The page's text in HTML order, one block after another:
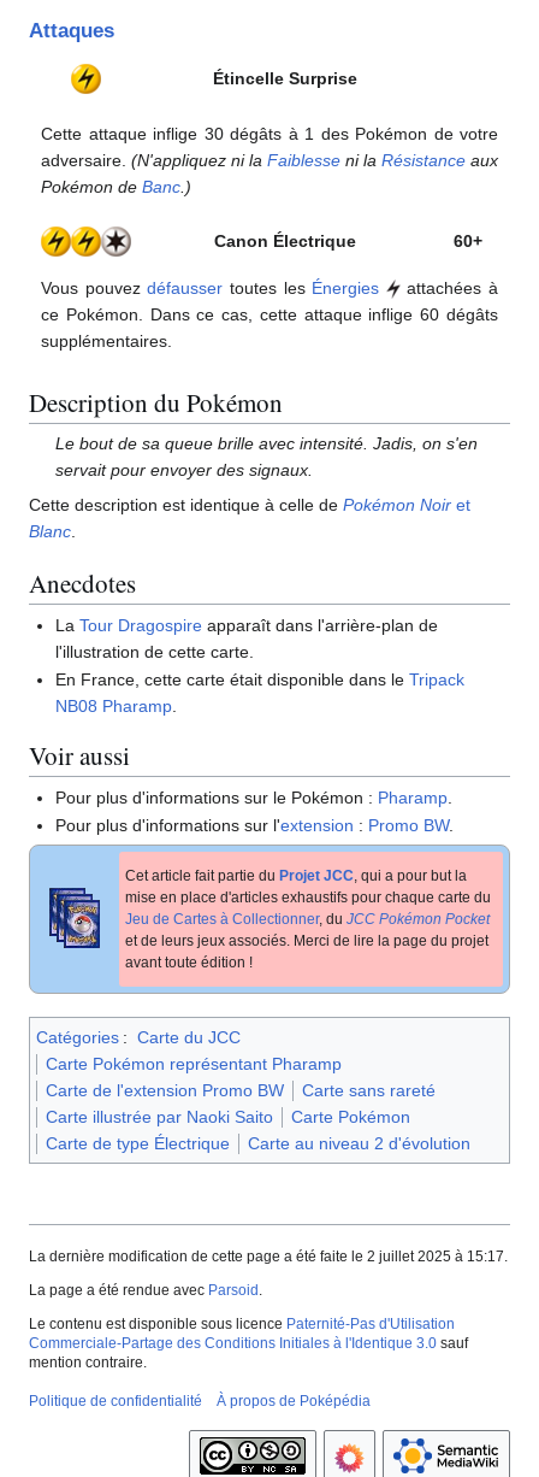
Attaques
Étincelle Surprise
Cette attaque inflige 30 dégâts à 1 des Pokémon de votre
adversaire. (N'appliquez ni la Faiblesse ni la Résistance aux
Pokémon de Banc .)
Canon Électrique 60+
Vous pouvezdéfausser toutes les Énergies
attachées à
ce Pokémon. Dans ce cas, cette attaque inflige 60 dégâts
supplémentaires.
Description du Pokémon
Le bout de sa queue brille avec intensité. Jadis, on s'en
servait pour envoyer des signaux.
Cette description est identique à celle de Pokémon Noir et
Blanc.
Anecdotes
LaTour Dragospire apparaît dans l'arrière-plan de
l'illustration de cette carte.
En France, cette carte était disponible dans leTripack
NB08 Pharamp
Voir aussi
Pour plus d'informations sur le Pokémon : Pharamp
Pour plus d'informations sur l'extension : Promo BW.
Cet article fait partie du Projet JCC, qui a pour but la
mise en place d'articles exhaustifs pour chaque carte du
Jeu de Cartes à Collectionner, du JCC Pokémon Pocket
et de leurs jeux associés. Merci de lire la page du projet
avant toute édition !
Catégories : Carte du JCC
Carte Pokémon représentant Pharamp
Carte de l'extension Promo BW
Carte sans rareté
Carte illustrée par Naoki Saito
Carte Pokémon
Carte de type Électrique
Carte au niveau 2 d'évolution
La dernière modification de cette page a été faite le 2 juillet 2025 à 15:17.
La page a été rendue avec Parsoid .
Le contenu est disponible sous licence Paternité-Pas d'Utilisation
Commerciale-Partage des Conditions Initiales à l'Identique 3.0 sauf
mention contraire.
Politique de confidentialité À propos de Poképédia